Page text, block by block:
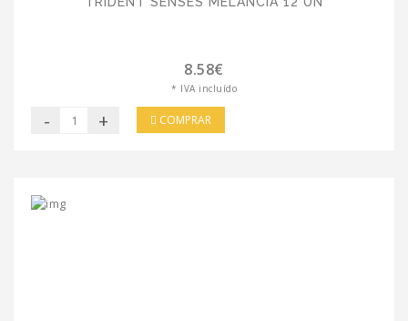
8.58€
* IVA incluído
- + COMPRAR